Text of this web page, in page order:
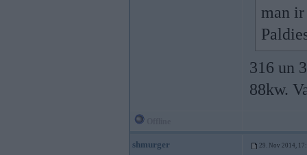
man
316 un
88kw.
shmurger 29. Nov 2014,